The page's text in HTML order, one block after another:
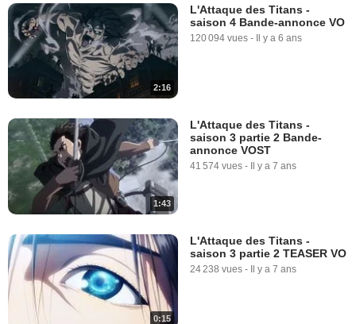
2:16
L'Attaque des Titans -
saison 4 Bande-annonce VO
120 094 vues - Il y a 6 ans
1:43
L'Attaque des Titans -
saison 3 partie 2 Bande-
annonce VOST
41 574 vues - Il y a 7 ans
0:15
L'Attaque des Titans -
saison 3 partie 2 TEASER VO
24 238 vues - Il y a 7 ans